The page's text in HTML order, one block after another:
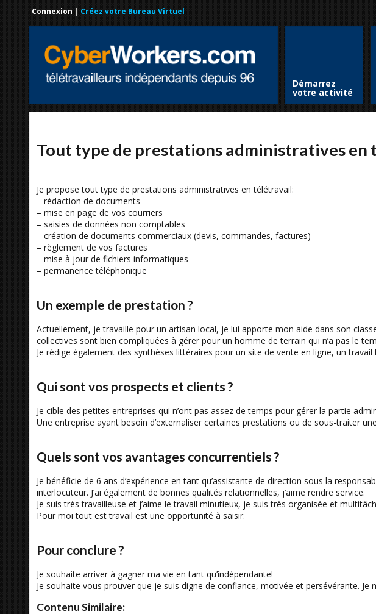
Connexion | Créez votre Bureau Virtuel
Démarrez
votre activité
Tout type de prestations administratives
Je propose tout type de prestations administratives en télétravail:
– rédaction de documents
– mise en page de vos courriers
– saisies de données non comptables
– création de documents commerciaux (devis, commandes, factures)
– règlement de vos factures
– mise à jour de fichiers informatiques
– permanence téléphonique
Un exemple de prestation ?
Actuellement, je travaille pour un artisan local, je lui apporte mon aide dans son
collectives sont bien compliquées à gérer pour un homme de terrain qui n’a pas le
Je rédige également des synthèses littéraires pour un site de vente en ligne, un
Qui sont vos prospects et clients ?
Je cible des petites entreprises qui n’ont pas assez de temps pour gérer la partie
Une entreprise ayant besoin d’externaliser certaines prestations ou de sous-traiter
Quels sont vos avantages concurrentiels ?
Je bénéficie de 6 ans d’expérience en tant qu’assistante de direction sous la
interlocuteur. J’ai également de bonnes qualités relationnelles, j’aime rendre service.
Je suis très travailleuse et j’aime le travail minutieux, je suis très organisée et
Pour moi tout est travail est une opportunité à saisir.
Pour conclure ?
Je souhaite arriver à gagner ma vie en tant qu’indépendante!
Je souhaite vous prouver que je suis digne de confiance, motivée et persévérante.
Contenu Similaire: